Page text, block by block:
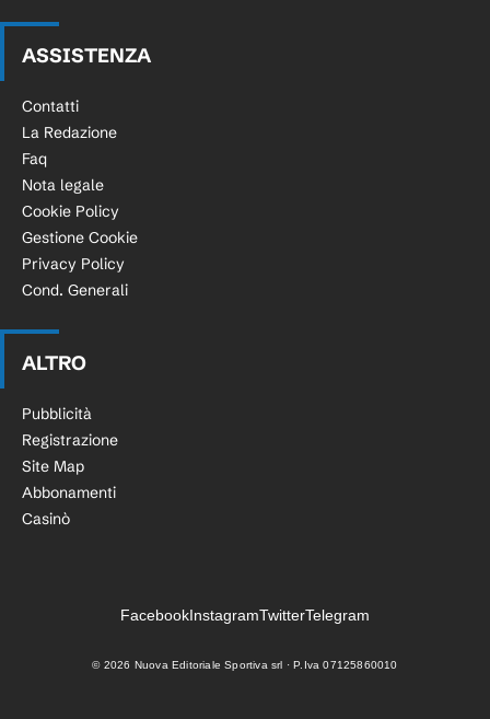
ASSISTENZA
Contatti
La Redazione
Faq
Nota legale
Cookie Policy
Gestione Cookie
Privacy Policy
Cond. Generali
ALTRO
Pubblicità
Registrazione
Site Map
Abbonamenti
Casinò
FacebookInstagramTwitterTelegram
© 2026 Nuova Editoriale Sportiva srl · P.Iva 07125860010